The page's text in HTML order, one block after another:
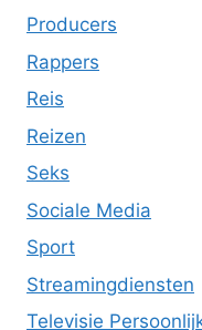
Producers
Rappers
Reis
Reizen
Seks
Sociale Media
Sport
Streamingdiensten
Televisie